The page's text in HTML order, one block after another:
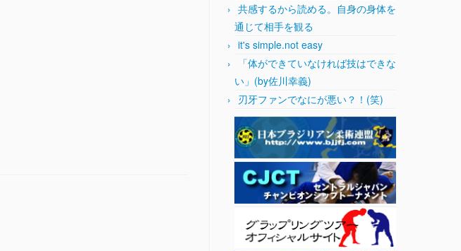
共感するから読める。自身の身体を
通じて相手を観る
it's simple.not easy
「体ができていなければ技はできな
い」(by佐川幸義)
刃牙ファンでなにが悪い？！(笑)